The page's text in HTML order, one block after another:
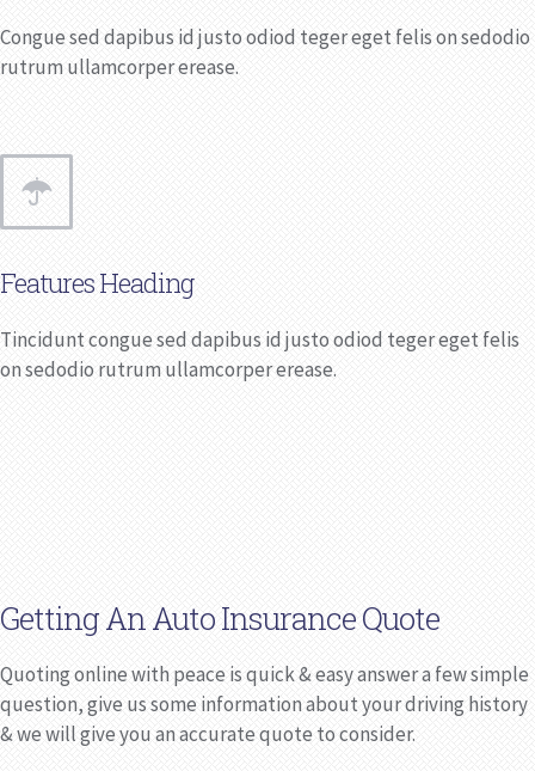
Congue sed dapibus id justo odiod teger eget felis on sedodio
rutrum ullamcorper erease.
Features Heading
Tincidunt congue sed dapibus id justo odiod teger eget felis
on sedodio rutrum ullamcorper erease.
Getting An Auto Insurance Quote
Quoting online with peace is quick & easy answer a few simple
question, give us some information about your driving history
& we will give you an accurate quote to consider.